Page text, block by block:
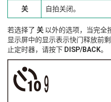
关 自拍关闭。
若选择了 关 以外的选项，当完全
显示屏中的显示表示快门释放前
止定时器，请按下 DISP/BACK。